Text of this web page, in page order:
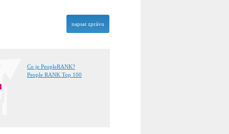
napsat zprávu
Co je PeopleRANK?
People RANK Top 100